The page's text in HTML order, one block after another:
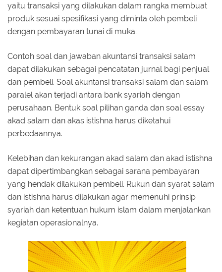
yaitu transaksi yang dilakukan dalam rangka membuat
produk sesuai spesifikasi yang diminta oleh pembeli
dengan pembayaran tunai di muka.
Contoh soal dan jawaban akuntansi transaksi salam
dapat dilakukan sebagai pencatatan jurnal bagi penjual
dan pembeli. Soal akuntansi transaksi salam dan salam
paralel akan terjadi antara bank syariah dengan
perusahaan. Bentuk soal pilihan ganda dan soal essay
akad salam dan akas istishna harus diketahui
perbedaannya.
Kelebihan dan kekurangan akad salam dan akad istishna
dapat dipertimbangkan sebagai sarana pembayaran
yang hendak dilakukan pembeli. Rukun dan syarat salam
dan istishna harus dilakukan agar memenuhi prinsip
syariah dan ketentuan hukum islam dalam menjalankan
kegiatan operasionalnya.